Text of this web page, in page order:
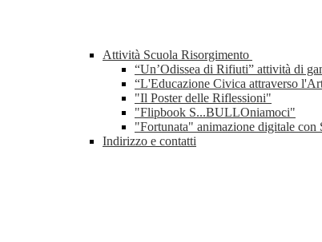
Attività Scuola Risorgimento
“Un’Odissea di Rifiuti” attività di
“L'Educazione Civica attraverso
"Il Poster delle Riflessioni"
"Flipbook S...BULLOniamoci"
"Fortunata" animazione digitale con
Indirizzo e contatti